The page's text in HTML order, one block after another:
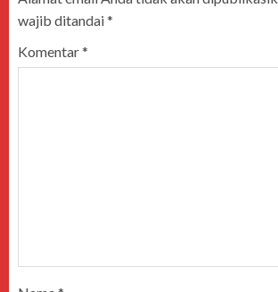
wajib ditandai*
Komentar*